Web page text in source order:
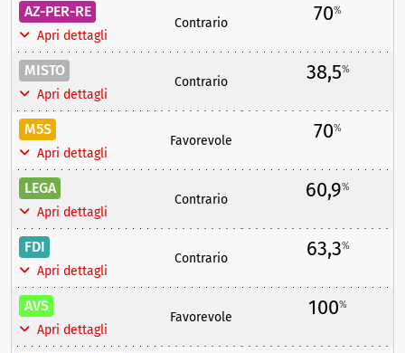
AZ-PER-RE
Apri dettagli
Contrario 70%
MISTO
Apri dettagli
Contrario 38,5%
M5S
Apri dettagli
Favorevole 70%
LEGA
Apri dettagli
Contrario 60,9%
FDI
Apri dettagli
Contrario 63,3%
AVS
Apri dettagli
Favorevole 100%